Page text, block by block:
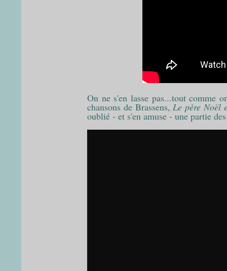
On ne s'en lasse pas...tout comme
chansons de Brassens,Le père Noël
oublié - et s'en amuse - une partie